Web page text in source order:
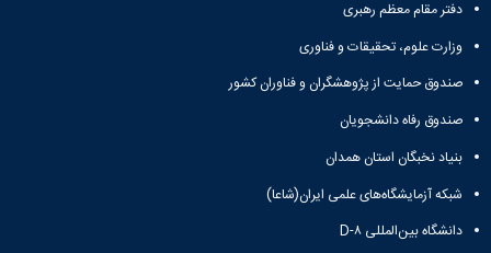
معاونت
تحصیلات
تکمیلی
کمیته
هیات
ممیزی
کمیته
ترفیع
آئین
نامه
ها
سمینارها
و
نامه
ها
آیین‌نامه‌های
معاونت
گروه
صنایع
کامپیوتر
نشریات
پژوهش
های
صنایع
در
مهندسی
مکانیک
مهندسی
کامپیوتر
دفتر مقام معظم رهبری
وزارت علوم، تحقیقات و فناوری
صندوق حمایت از پژوهشگران و فناوران کشور
صندوق رفاه دانشجویان
بنیاد نخبگان استان همدان
شبکه آزمایشگاه‌های علمی ایران(شاعا)
دانشگاه بین‌المللی D-۸